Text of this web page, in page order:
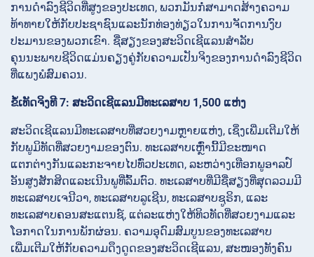
ການດຳລົງຊີວິດທີ່ສູງຂອງປະເທດ, ພວກມັນກໍ່ສາມາດສ້າງຄວາມ
ທ້າທາຍໃຫ້ກັບປະຊາຊົນແລະນັກທ່ອງທ່ຽວໃນການຈັດການງົບ
ປະມານຂອງພວກເຂົາ. ຊື່ສຽງຂອງສະວິດເຊີແລນສຳລັບ
ຄຸນນະພາບຊີວິດແມ່ນຄຽງຄູ່ກັບຄວາມເປັນຈິງຂອງການດຳລົງຊີວິດ
ທີ່ແພງພໍສົມຄວນ.
ຂໍ້ເທັດຈິງທີ 7: ສະວິດເຊີແລນມີທະເລສາບ 1,500 ແຫ່ງ
ສະວິດເຊີແລນມີທະເລສາບທີ່ສວຍງາມຫຼາຍແຫ່ງ, ເຊິ່ງເພີ່ມເຕີມໃຫ້
ກັບພູມິທັດທີ່ສວຍງາມຂອງຕົນ. ທະເລສາບເຫຼົ່ານີ້ມີຂະໜາດ
ແຕກຕ່າງກັນແລະກະຈາຍໄປທົ່ວປະເທດ, ລະຫວ່າງເທືອກພູອາລປ໌
ອັນສູງສັກສິດແລະເນີນພູທີ່ລົ້ມຕົວ. ທະເລສາບທີ່ມີຊື່ສຽງທີ່ສຸດລວມມີ
ທະເລສາບເຈນີວາ, ທະເລສາບລູເຊີນ, ທະເລສາບຊູຣິກ, ແລະ
ທະເລສາບຄອນສະແຕນຊ໌, ແຕ່ລະແຫ່ງໃຫ້ທິວທັດທີ່ສວຍງາມແລະ
ໂອກາດໃນການພັກຜ່ອນ. ຄວາມອຸດົມສົມບູນຂອງທະເລສາບ
ເພີ່ມເຕີມໃຫ້ກັບຄວາມດຶງດູດຂອງສະວິດເຊີແລນ, ສະໜອງທັງຄົນ